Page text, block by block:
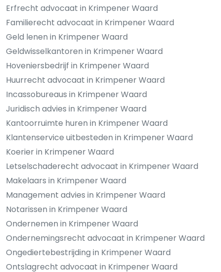
Erfrecht advocaat in Krimpener Waard
Familierecht advocaat in Krimpener Waard
Geld lenen in Krimpener Waard
Geldwisselkantoren in Krimpener Waard
Hoveniersbedrijf in Krimpener Waard
Huurrecht advocaat in Krimpener Waard
Incassobureaus in Krimpener Waard
Juridisch advies in Krimpener Waard
Kantoorruimte huren in Krimpener Waard
Klantenservice uitbesteden in Krimpener Waard
Koerier in Krimpener Waard
Letselschaderecht advocaat in Krimpener Waard
Makelaars in Krimpener Waard
Management advies in Krimpener Waard
Notarissen in Krimpener Waard
Ondernemen in Krimpener Waard
Ondernemingsrecht advocaat in Krimpener Waard
Ongediertebestrijding in Krimpener Waard
Ontslagrecht advocaat in Krimpener Waard